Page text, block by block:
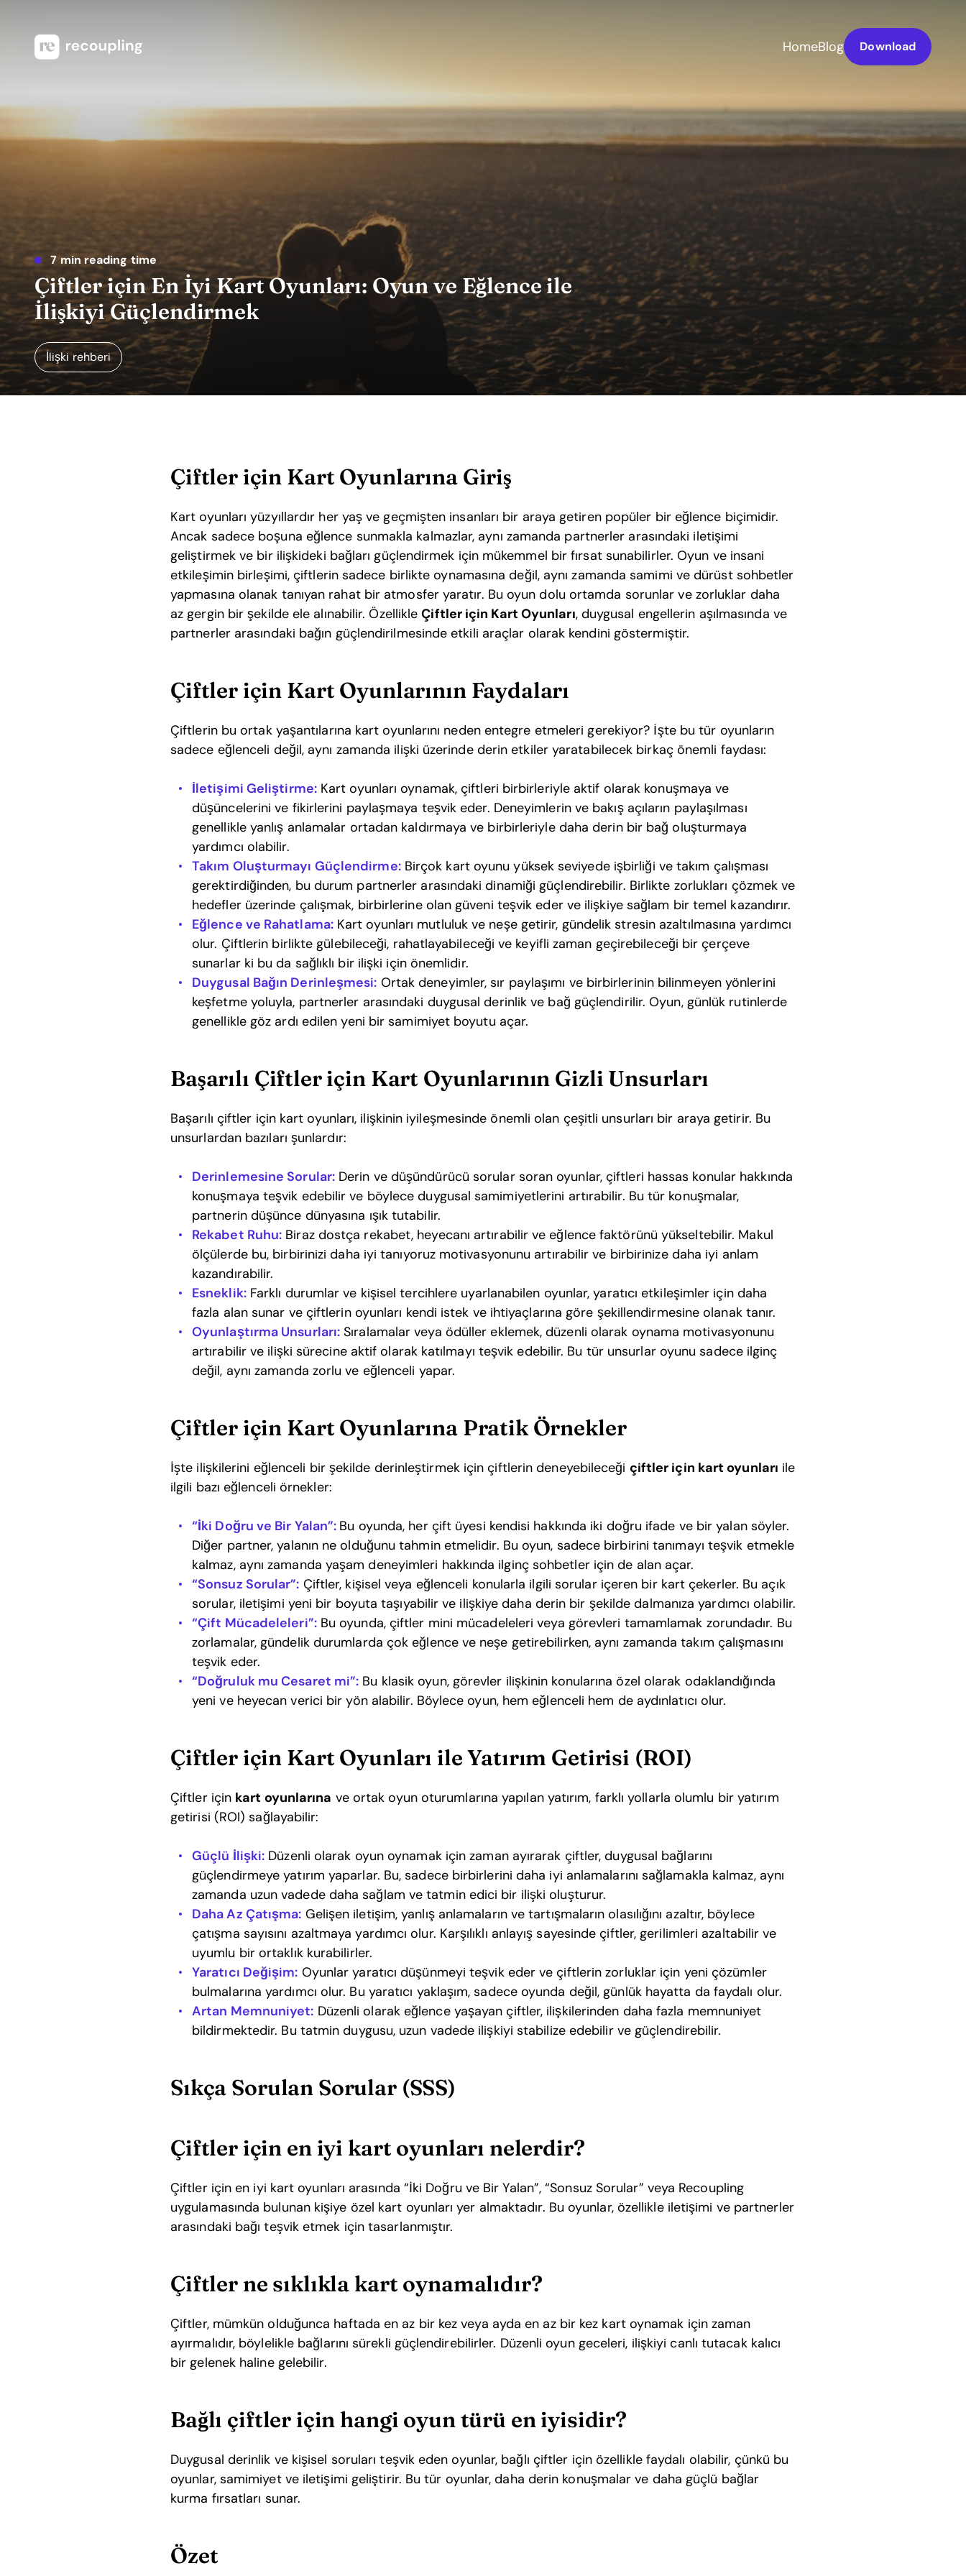
HomeBlog Download
7 min reading time
Çiftler için En İyi Kart Oyunları: Oyun ve Eğlence ile
İlişkiyi Güçlendirmek
İlişki rehberi
Çiftler için Kart Oyunlarına Giriş
Kart oyunları yüzyıllardır her yaş ve geçmişten insanları bir araya getiren popüler bir eğlence biçimidir.
Ancak sadece boşuna eğlence sunmakla kalmazlar, aynı zamanda partnerler arasındaki iletişimi
geliştirmek ve bir ilişkideki bağları güçlendirmek için mükemmel bir fırsat sunabilirler. Oyun ve insani
etkileşimin birleşimi, çiftlerin sadece birlikte oynamasına değil, aynı zamanda samimi ve dürüst sohbetler
yapmasına olanak tanıyan rahat bir atmosfer yaratır. Bu oyun dolu ortamda sorunlar ve zorluklar daha
az gergin bir şekilde ele alınabilir. ÖzellikleÇiftler için Kart Oyunları, duygusal engellerin aşılmasında ve
partnerler arasındaki bağın güçlendirilmesinde etkili araçlar olarak kendini göstermiştir.
Çiftler için Kart Oyunlarının Faydaları
Çiftlerin bu ortak yaşantılarına kart oyunlarını neden entegre etmeleri gerekiyor? İşte bu tür oyunların
sadece eğlenceli değil, aynı zamanda ilişki üzerinde derin etkiler yaratabilecek birkaç önemli faydası:
İletişimi Geliştirme:Kart oyunları oynamak, çiftleri birbirleriyle aktif olarak konuşmaya ve
düşüncelerini ve fikirlerini paylaşmaya teşvik eder. Deneyimlerin ve bakış açıların paylaşılması
genellikle yanlış anlamalar ortadan kaldırmaya ve birbirleriyle daha derin bir bağ oluşturmaya
yardımcı olabilir.
Takım Oluşturmayı Güçlendirme:Birçok kart oyunu yüksek seviyede işbirliği ve takım çalışması
gerektirdiğinden, bu durum partnerler arasındaki dinamiği güçlendirebilir. Birlikte zorlukları çözmek ve
hedefler üzerinde çalışmak, birbirlerine olan güveni teşvik eder ve ilişkiye sağlam bir temel kazandırır.
Eğlence ve Rahatlama:Kart oyunları mutluluk ve neşe getirir, gündelik stresin azaltılmasına yardımcı
olur. Çiftlerin birlikte gülebileceği, rahatlayabileceği ve keyifli zaman geçirebileceği bir çerçeve
sunarlar ki bu da sağlıklı bir ilişki için önemlidir.
Duygusal Bağın Derinleşmesi: Ortak deneyimler, sır paylaşımı ve birbirlerinin bilinmeyen yönlerini
keşfetme yoluyla, partnerler arasındaki duygusal derinlik ve bağ güçlendirilir. Oyun, günlük rutinlerde
genellikle göz ardı edilen yeni bir samimiyet boyutu açar.
Başarılı Çiftler için Kart Oyunlarının Gizli Unsurları
Başarılı çiftler için kart oyunları, ilişkinin iyileşmesinde önemli olan çeşitli unsurları bir araya getirir. Bu
unsurlardan bazıları şunlardır:
Derinlemesine Sorular:Derin ve düşündürücü sorular soran oyunlar, çiftleri hassas konular hakkında
konuşmaya teşvik edebilir ve böylece duygusal samimiyetlerini artırabilir. Bu tür konuşmalar,
partnerin düşünce dünyasına ışık tutabilir.
Rekabet Ruhu: Biraz dostça rekabet, heyecanı artırabilir ve eğlence faktörünü yükseltebilir. Makul
ölçülerde bu, birbirinizi daha iyi tanıyoruz motivasyonunu artırabilir ve birbirinize daha iyi anlam
kazandırabilir.
Esneklik:Farklı durumlar ve kişisel tercihlere uyarlanabilen oyunlar, yaratıcı etkileşimler için daha
fazla alan sunar ve çiftlerin oyunları kendi istek ve ihtiyaçlarına göre şekillendirmesine olanak tanır.
Oyunlaştırma Unsurları: Sıralamalar veya ödüller eklemek, düzenli olarak oynama motivasyonunu
artırabilir ve ilişki sürecine aktif olarak katılmayı teşvik edebilir. Bu tür unsurlar oyunu sadece ilginç
değil, aynı zamanda zorlu ve eğlenceli yapar.
Çiftler için Kart Oyunlarına Pratik Örnekler
İşte ilişkilerini eğlenceli bir şekilde derinleştirmek için çiftlerin deneyebileceği çiftler için kart oyunları ile
ilgili bazı eğlenceli örnekler:
“İki Doğru ve Bir Yalan”: Bu oyunda, her çift üyesi kendisi hakkında iki doğru ifade ve bir yalan söyler.
Diğer partner, yalanın ne olduğunu tahmin etmelidir. Bu oyun, sadece birbirini tanımayı teşvik etmekle
kalmaz, aynı zamanda yaşam deneyimleri hakkında ilginç sohbetler için de alan açar.
“Sonsuz Sorular”: Çiftler, kişisel veya eğlenceli konularla ilgili sorular içeren bir kart çekerler. Bu açık
sorular, iletişimi yeni bir boyuta taşıyabilir ve ilişkiye daha derin bir şekilde dalmanıza yardımcı olabilir.
“Çift Mücadeleleri”:Bu oyunda, çiftler mini mücadeleleri veya görevleri tamamlamak zorundadır. Bu
zorlamalar, gündelik durumlarda çok eğlence ve neşe getirebilirken, aynı zamanda takım çalışmasını
teşvik eder.
“Doğruluk mu Cesaret mi”: Bu klasik oyun, görevler ilişkinin konularına özel olarak odaklandığında
yeni ve heyecan verici bir yön alabilir. Böylece oyun, hem eğlenceli hem de aydınlatıcı olur.
Çiftler için Kart Oyunları ile Yatırım Getirisi (ROI)
Çiftler için kart oyunlarına ve ortak oyun oturumlarına yapılan yatırım, farklı yollarla olumlu bir yatırım
getirisi (ROI) sağlayabilir:
Güçlü İlişki: Düzenli olarak oyun oynamak için zaman ayırarak çiftler, duygusal bağlarını
güçlendirmeye yatırım yaparlar. Bu, sadece birbirlerini daha iyi anlamalarını sağlamakla kalmaz, aynı
zamanda uzun vadede daha sağlam ve tatmin edici bir ilişki oluşturur.
Daha Az Çatışma: Gelişen iletişim, yanlış anlamaların ve tartışmaların olasılığını azaltır, böylece
çatışma sayısını azaltmaya yardımcı olur. Karşılıklı anlayış sayesinde çiftler, gerilimleri azaltabilir ve
uyumlu bir ortaklık kurabilirler.
Yaratıcı Değişim: Oyunlar yaratıcı düşünmeyi teşvik eder ve çiftlerin zorluklar için yeni çözümler
bulmalarına yardımcı olur. Bu yaratıcı yaklaşım, sadece oyunda değil, günlük hayatta da faydalı olur.
Artan Memnuniyet: Düzenli olarak eğlence yaşayan çiftler, ilişkilerinden daha fazla memnuniyet
bildirmektedir. Bu tatmin duygusu, uzun vadede ilişkiyi stabilize edebilir ve güçlendirebilir.
Sıkça Sorulan Sorular (SSS)
Çiftler için en iyi kart oyunları nelerdir?
Çiftler için en iyi kart oyunları arasında “İki Doğru ve Bir Yalan”, “Sonsuz Sorular” veya Recoupling
uygulamasında bulunan kişiye özel kart oyunları yer almaktadır. Bu oyunlar, özellikle iletişimi ve partnerler
arasındaki bağı teşvik etmek için tasarlanmıştır.
Çiftler ne sıklıkla kart oynamalıdır?
Çiftler, mümkün olduğunca haftada en az bir kez veya ayda en az bir kez kart oynamak için zaman
ayırmalıdır, böylelikle bağlarını sürekli güçlendirebilirler. Düzenli oyun geceleri, ilişkiyi canlı tutacak kalıcı
bir gelenek haline gelebilir.
Bağlı çiftler için hangi oyun türü en iyisidir?
Duygusal derinlik ve kişisel soruları teşvik eden oyunlar, bağlı çiftler için özellikle faydalı olabilir, çünkü bu
oyunlar, samimiyet ve iletişimi geliştirir. Bu tür oyunlar, daha derin konuşmalar ve daha güçlü bağlar
kurma fırsatları sunar.
Özet